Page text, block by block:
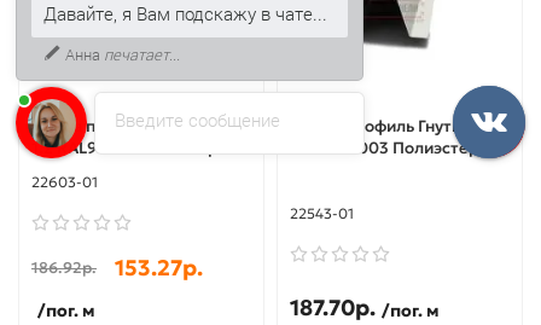
Омега профиль Гнутый 80-
1.2 RAL9003 Полиэстер
22603-01
186.92р. 153.27р.
/пог. м
Омега профиль Гнутый 28-
2.5 RAL9003 Полиэстер
22543-01
187.70р. /пог. м
Введите сообщение
Давайте, я Вам подскажу в чате...
Анна печатает...